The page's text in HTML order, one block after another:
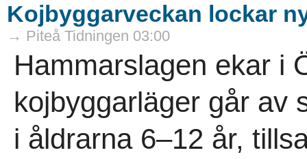
Kojbyggarveckan lockar
→ Piteå Tidningen 03:00
Hammarslagen ekar i
kojbyggarläger går av
i åldrarna 6–12 år,